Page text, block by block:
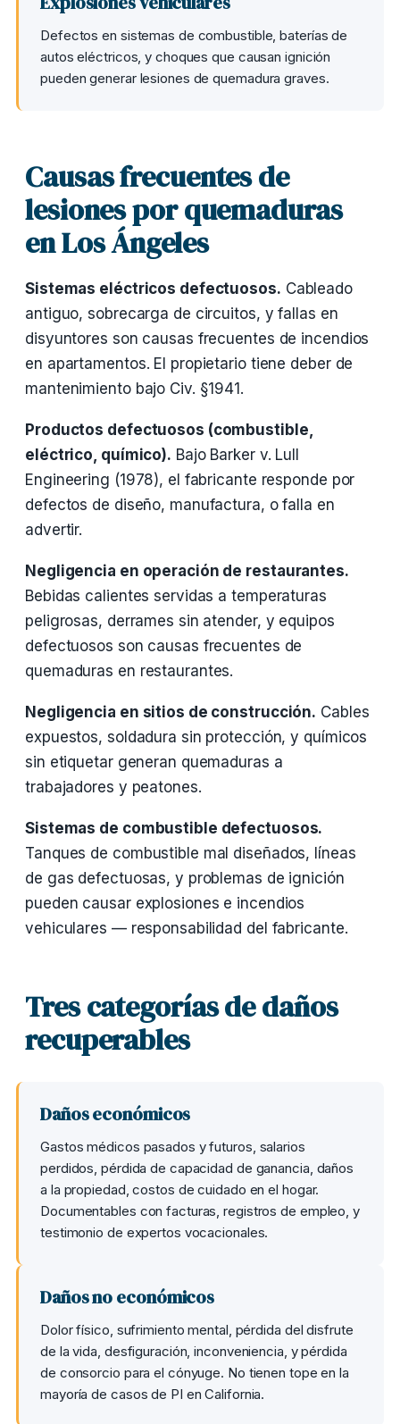
Defectos en sistemas de combustible, baterías de
autos eléctricos, y choques que causan ignición
pueden generar lesiones de quemadura graves.
Causas frecuentes de
lesiones por quemaduras
en Los Ángeles
Sistemas eléctricos defectuosos. Cableado
antiguo, sobrecarga de circuitos, y fallas en
disyuntores son causas frecuentes de incendios
en apartamentos. El propietario tiene deber de
mantenimiento bajo Civ. §1941.
Productos defectuosos (combustible,
eléctrico, químico). Bajo Barker v. Lull
Engineering (1978), el fabricante responde por
defectos de diseño, manufactura, o falla en
advertir.
Negligencia en operación de restaurantes.
Bebidas calientes servidas a temperaturas
peligrosas, derrames sin atender, y equipos
defectuosos son causas frecuentes de
quemaduras en restaurantes.
Negligencia en sitios de construcción. Cables
expuestos, soldadura sin protección, y químicos
sin etiquetar generan quemaduras a
trabajadores y peatones.
Sistemas de combustible defectuosos.
Tanques de combustible mal diseñados, líneas
de gas defectuosas, y problemas de ignición
pueden causar explosiones e incendios
vehiculares — responsabilidad del fabricante.
Tres categorías de daños
recuperables
Daños económicos
Gastos médicos pasados y futuros, salarios
perdidos, pérdida de capacidad de ganancia, daños
a la propiedad, costos de cuidado en el hogar.
Documentables con facturas, registros de empleo, y
testimonio de expertos vocacionales.
Daños no económicos
Dolor físico, sufrimiento mental, pérdida del disfrute
de la vida, desfiguración, inconveniencia, y pérdida
de consorcio para el cónyuge. No tienen tope en la
mayoría de casos de PI en California.